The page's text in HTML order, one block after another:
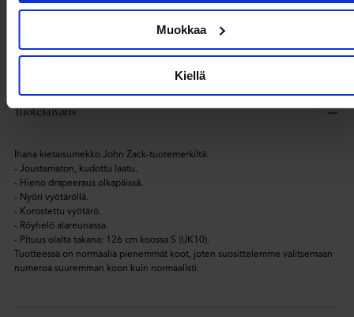
Muokkaa
Kiellä
- Korostettu vyötärö.
Tuotteessa on normaalia pienemmät koot, joten suosittelemme valitsemaan
numeroa suuremman koon kuin normaalisti.
Tuotekuvaus
Ihana kietaisumekko John Zack-tuotemerkiltä.
- Joustamaton, kudottu laatu.
- Hieno drapeeraus olkapäissä.
- Nyöri vyötäröllä.
- Korostettu vyötärö.
- Röyhelö alareunassa.
- Pituus olalta takana: 126 cm koossa S (UK10).
Tuotteessa on normaalia pienemmät koot, joten suosittelemme valitsemaan
numeroa suuremman koon kuin normaalisti.